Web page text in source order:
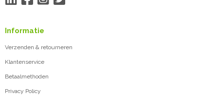
Informatie
Verzenden & retourneren
Klantenservice
Betaalmethoden
Privacy Policy